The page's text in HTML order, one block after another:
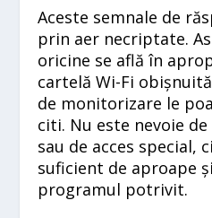
Aceste semnale de
prin aer necriptate.
oricine se află în
cartelă Wi-Fi
de monitorizare le
citi. Nu este nevoie
sau de acces special,
suficient de aproape
programul potrivit.